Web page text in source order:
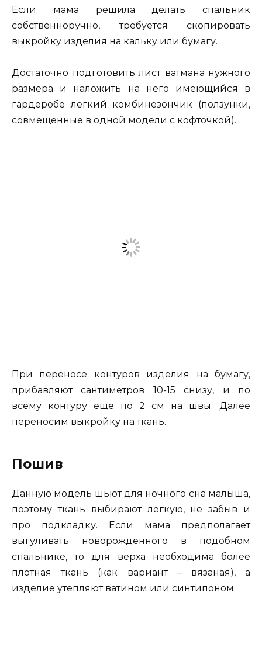
Если мама решила делать спальник
собственноручно, требуется скопировать
выкройку изделия на кальку или бумагу.
Достаточно подготовить лист ватмана нужного
размера и наложить на него имеющийся в
гардеробе легкий комбинезончик (ползунки,
совмещенные в одной модели с кофточкой).
При переносе контуров изделия на бумагу,
прибавляют сантиметров 10-15 снизу, и по
всему контуру еще по 2 см на швы. Далее
переносим выкройку на ткань.
Пошив
Данную модель шьют для ночного сна малыша,
поэтому ткань выбирают легкую, не забыв и
про подкладку. Если мама предполагает
выгуливать новорожденного в подобном
спальнике, то для верха необходима более
плотная ткань (как вариант – вязаная), а
изделие утепляют ватином или синтипоном.